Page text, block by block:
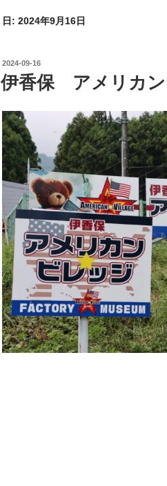
日: 2024年9月16日
投
稿
日:
2024-09-16
伊香保 アメリカン